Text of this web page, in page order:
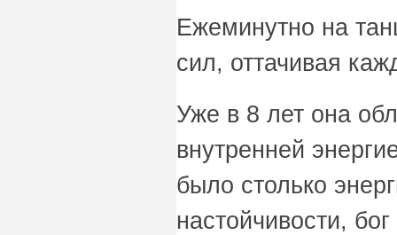
Ежеминутно на
сил, оттачивая
Уже в 8 лет она
внутренней
было столько
настойчивости,